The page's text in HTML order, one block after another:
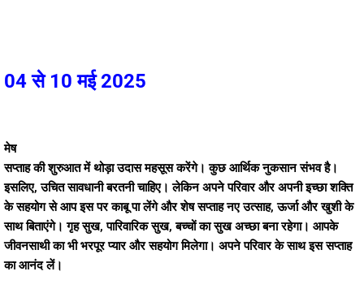
04 से 10 मई 2025
मेष
सप्ताह की शुरुआत में थोड़ा उदास महसूस करेंगे। कुछ आर्थिक नुकसान संभव है।
इसलिए, उचित सावधानी बरतनी चाहिए। लेकिन अपने परिवार और अपनी इच्छा शक्ति
के सहयोग से आप इस पर काबू पा लेंगे और शेष सप्ताह नए उत्साह, ऊर्जा और खुशी के
साथ बिताएंगे। गृह सुख, पारिवारिक सुख, बच्चों का सुख अच्छा बना रहेगा। आपके
जीवनसाथी का भी भरपूर प्यार और सहयोग मिलेगा। अपने परिवार के साथ इस सप्ताह
का आनंद लें।